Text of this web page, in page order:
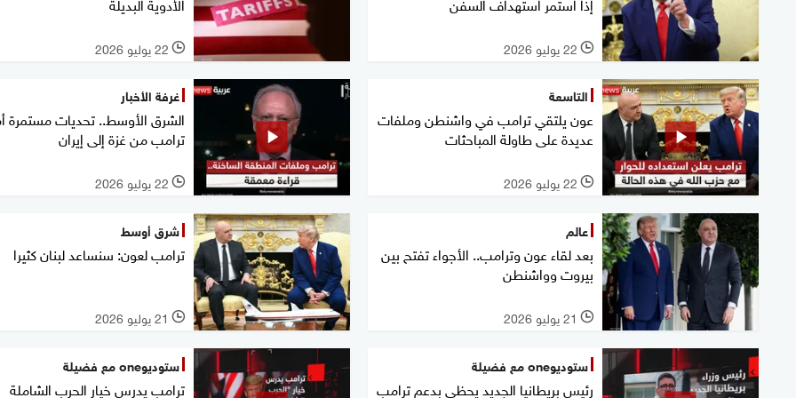
l 22 يوليو 2026 l 22 يوليو 2026
التاسعة
عون يلتقي ترامب في واشنطن وملفات
عديدة على طاولة المباحثات
l 22 يوليو 2026
غرفة الأخبار
الشرق الأوسط.. تحديات مستمرة
ترامب من غزة إلى إيران
l 22 يوليو 2026
عالم
بعد لقاء عون وترامب.. الأجواء تفتح بين
بيروت وواشنطن
l 21 يوليو 2026
شرق أوسط
ترامب لعون: سنساعد لبنان كثيرا
l 21 يوليو 2026
ستوديوone مع فضيلة
رئيس بريطانيا الجديد يحظى بدعم ترامب
ستوديوone مع فضيلة
ترامب يدرس خيار الحرب الشاملة